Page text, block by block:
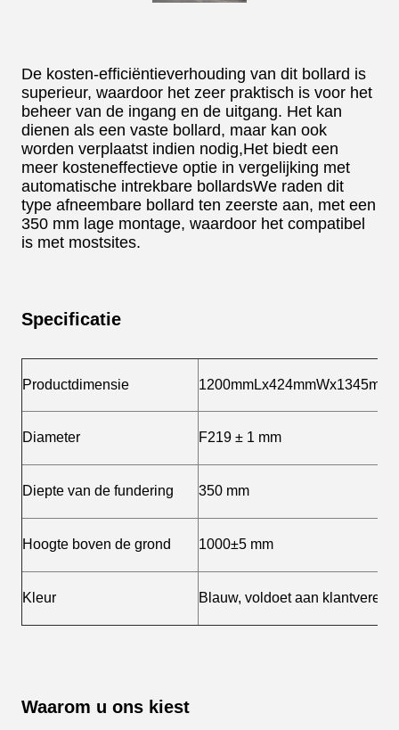
De kosten-efficiëntieverhouding van dit bollard is
superieur, waardoor het zeer praktisch is voor het
beheer van de ingang en de uitgang. Het kan
dienen als een vaste bollard, maar kan ook
worden verplaatst indien nodig,Het biedt een
meer kosteneffectieve optie in vergelijking met
automatische intrekbare bollardsWe raden dit
type afneembare bollard ten zeerste aan, met een
350 mm lage montage, waardoor het compatibel
is met mostsites.
Specificatie
Productdimensie
Diameter F219 ± 1 mm
Diepte van de fundering 350 mm
Hoogte boven de grond 1000±5 mm
Kleur Blauw, voldoet aan
Waarom u ons kiest